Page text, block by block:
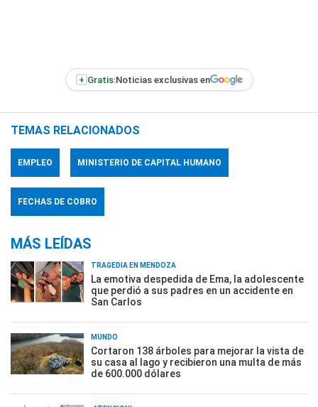
+ Gratis:Noticias exclusivas en
TEMAS RELACIONADOS
EMPLEO MINISTERIO DE CAPITAL HUMANO
FECHAS DE COBRO
MÁS LEÍDAS
TRAGEDIA EN MENDOZA
La emotiva despedida de Ema, la adolescente
que perdió a sus padres en un accidente en
San Carlos
MUNDO
Cortaron 138 árboles para mejorar la vista de
su casa al lago y recibieron una multa de más
de 600.000 dólares